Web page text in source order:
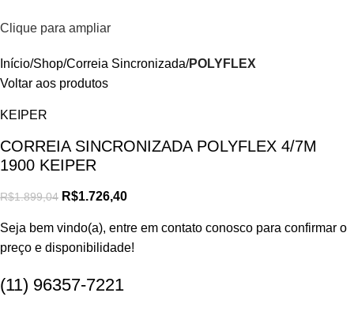
Clique para ampliar
Início Shop Correia Sincronizada POLYFLEX
Voltar aos produtos
KEIPER
CORREIA SINCRONIZADA POLYFLEX 4/7M
1900 KEIPER
R$1.899,04 R$1.726,40
Seja bem vindo(a), entre em contato conosco para confirmar o
preço e disponibilidade!
(11) 96357-7221